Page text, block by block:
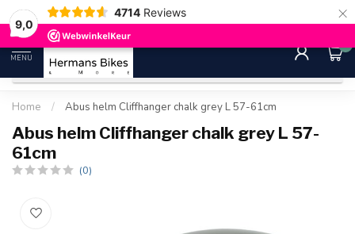
9,0
4714 Reviews ×
30 dagen bedenktijd Gratis
MENU
0
Home / Abus helm Cliffhanger chalk grey L 57-61cm
Abus helm Cliffhanger chalk grey L 57-
61cm
(0)